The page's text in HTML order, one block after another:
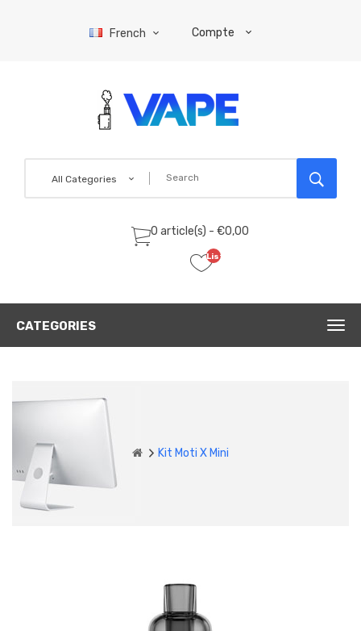
French Compte
All Categories
0 article(s) - €0,00
Liste
(0)
CATEGORIES
Kit Moti X Mini